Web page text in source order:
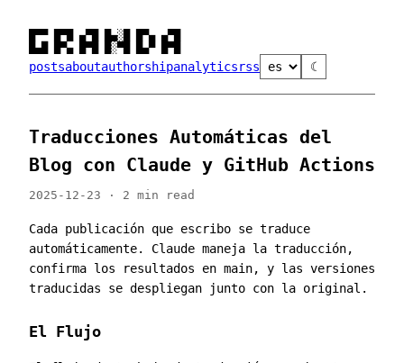
█▀▀ █▀█ ▄▀█ █▄░█ █▀▄ ▄▀█
█▄█ █▀▄ █▀█ █░▀█ █▄▀ █▀█
postsaboutauthorshipanalyticsrss ☾
Traducciones Automáticas del
Blog con Claude y GitHub Actions
2025-12-23 · 2 min read
Cada publicación que escribo se traduce
automáticamente. Claude maneja la traducción,
confirma los resultados en main, y las versiones
traducidas se despliegan junto con la original.
El Flujo